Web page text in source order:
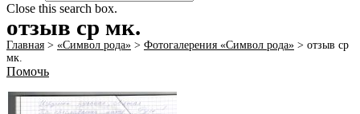
Close this search box.
отзыв ср мк.
Главная > «Символ рода» > Фотогалерения «Символ рода» > отзыв ср
мк.
Помочь